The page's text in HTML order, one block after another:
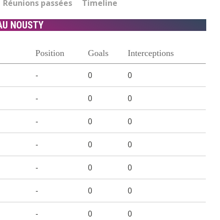
Réunions passées Timeline
NOUSTY
Position Goals Interceptions
- 0 0
- 0 0
- 0 0
- 0 0
- 0 0
- 0 0
- 0 0